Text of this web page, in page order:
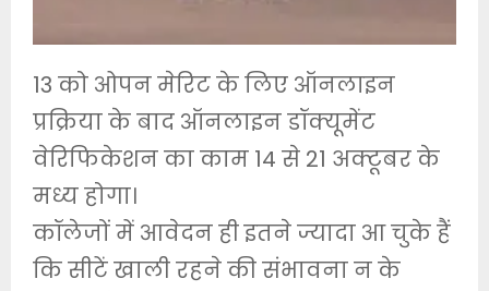
13 को ओपन मेरिट के लिए ऑनलाइन
प्रक्रिया के बाद ऑनलाइन डॉक्यूमेंट
वेरिफिकेशन का काम 14 से 21 अक्टूबर के
मध्य होगा।
कॉलेजों में आवेदन ही इतने ज्यादा आ चुके हैं
कि सीटें खाली रहने की संभावना न के